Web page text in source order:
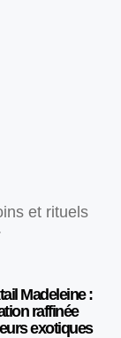
et rituels
Madeleine :
raffinée
exotiques